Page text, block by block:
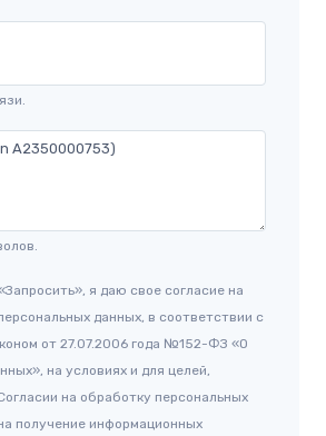
я даю свое согласие на
данных, в соответствии с
от 27.07.2006 года №152-ФЗ «О
на условиях и для целей,
на обработку персональных
получение информационных